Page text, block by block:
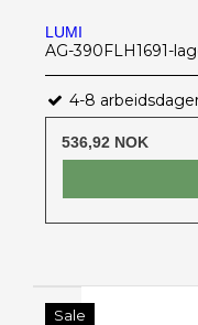
LUMI
AG-390FLH1691-
4-8
536,92 NOK
Sale